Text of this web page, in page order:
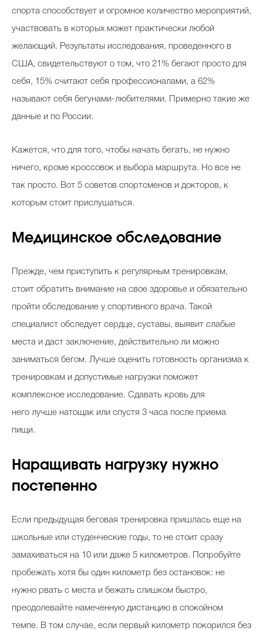
спорта способствует и огромное количество мероприятий,
участвовать в которых может практически любой
желающий. Результаты исследования, проведенного в
США, свидетельствуют о том, что 21% бегают просто для
себя, 15% считают себя профессионалами, а 62%
называют себя бегунами-любителями. Примерно такие же
данные и по России.
Кажется, что для того, чтобы начать бегать, не нужно
ничего, кроме кроссовок и выбора маршрута. Но все не
так просто. Вот 5 советов спортсменов и докторов, к
которым стоит прислушаться.
Медицинское обследование
Прежде, чем приступить к регулярным тренировкам,
стоит обратить внимание на свое здоровье и обязательно
пройти обследование у спортивного врача. Такой
специалист обследует сердце, суставы, выявит слабые
места и даст заключение, действительно ли можно
заниматься бегом. Лучше оценить готовность организма к
тренировкам и допустимые нагрузки поможет
комплексное исследование. Сдавать кровь для
него лучше натощак или спустя 3 часа после приема
пищи.
Наращивать нагрузку нужно
постепенно
Если предыдущая беговая тренировка пришлась еще на
школьные или студенческие годы, то не стоит сразу
замахиваться на 10 или даже 5 километров. Попробуйте
пробежать хотя бы один километр без остановок: не
нужно рвать с места и бежать слишком быстро,
преодолевайте намеченную дистанцию в спокойном
темпе. В том случае, если первый километр покорился без